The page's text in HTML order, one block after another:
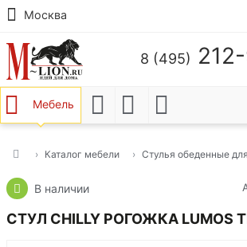
Москва
8 (495)
Мебель
Каталог мебели Стулья обеденные
В наличии
СТУЛ CHILLY РОГОЖКА